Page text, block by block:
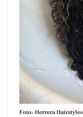
Foto: Herrera Hairstyles